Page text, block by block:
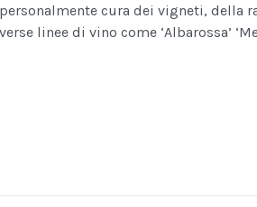
cura dei vigneti, della
linee di vino come ‘Albarossa’
– È USCITO L’ALBUM “AMAL FATAH”